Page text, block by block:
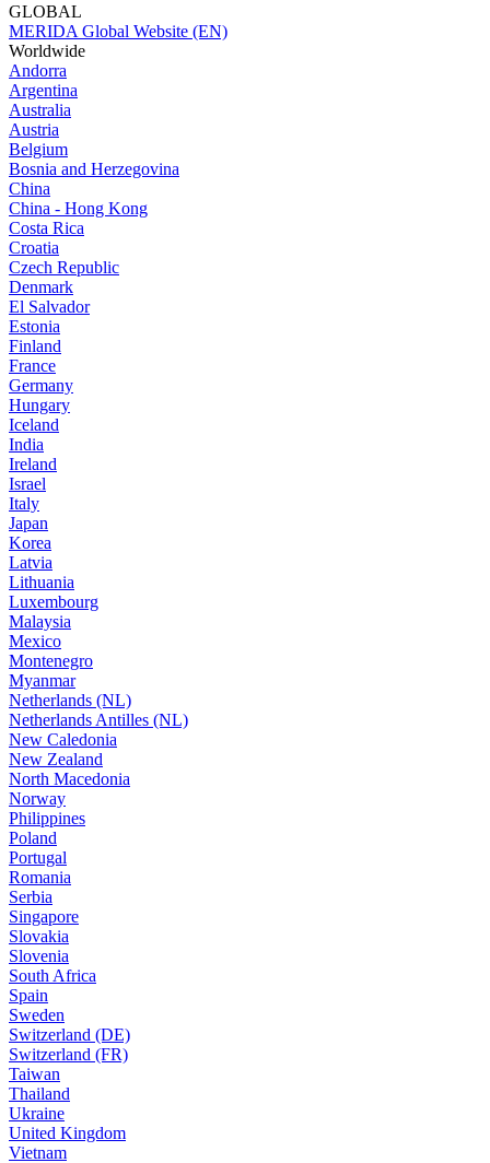
GLOBAL
MERIDA Global Website (EN)
Worldwide
Andorra
Argentina
Australia
Austria
Belgium
Bosnia and Herzegovina
China
China - Hong Kong
Costa Rica
Croatia
Czech Republic
Denmark
El Salvador
Estonia
Finland
France
Germany
Hungary
Iceland
India
Ireland
Israel
Italy
Japan
Korea
Latvia
Lithuania
Luxembourg
Malaysia
Mexico
Montenegro
Myanmar
Netherlands (NL)
Netherlands Antilles (NL)
New Caledonia
New Zealand
North Macedonia
Norway
Philippines
Poland
Portugal
Romania
Serbia
Singapore
Slovakia
Slovenia
South Africa
Spain
Sweden
Switzerland (DE)
Switzerland (FR)
Taiwan
Thailand
Ukraine
United Kingdom
Vietnam